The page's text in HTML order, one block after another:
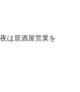
は居酒屋営業を